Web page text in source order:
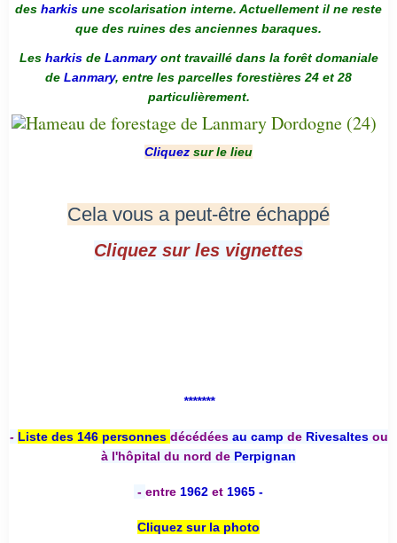
des harkis une scolarisation interne. Actuellement il ne reste
que des ruines des anciennes baraques.
Les harkis de Lanmaryont travaillé dans la forêt domaniale
de Lanmary, entre les parcelles forestières 24 et 28
particulièrement.
Cliquez sur le lieu
Cela vous a peut-être échappé
Cliquez sur les vignettes
*******
- Liste des 146 personnes décédées au camp deRivesaltesou
à l'hôpital du nord de Perpignan
- entre 1962 et 1965 -
Cliquez sur la photo